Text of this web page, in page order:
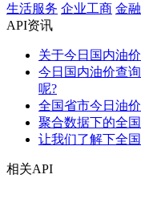
生活服务 企业工商 金
API资讯
关于今日国内油
今日国内油价查
呢?
全国省市今日油
聚合数据下的全
让我们了解下全
相关API